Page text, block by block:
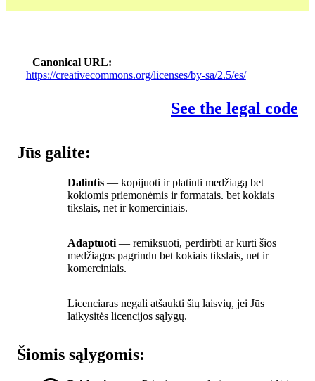
Canonical URL
https://creativecommons.org/licenses/by-sa/2.5/es/
See the legal code
Jūs galite:
Dalintis — kopijuoti ir platinti medžiagą bet
kokiomis priemonėmis ir formatais. bet kokiais
tikslais, net ir komerciniais.
Adaptuoti — remiksuoti, perdirbti ar kurti šios
medžiagos pagrindu bet kokiais tikslais, net ir
komerciniais.
Licenciaras negali atšaukti šių laisvių, jei Jūs
laikysitės licencijos sąlygų.
Šiomis sąlygomis: